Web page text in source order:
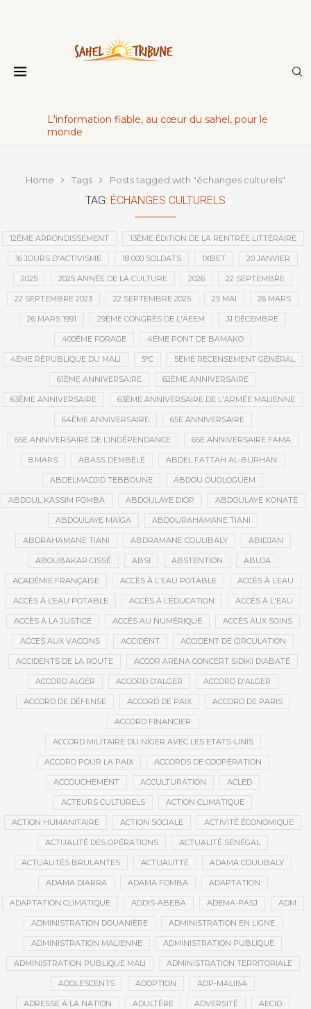
L'information fiable, au cœur du sahel, pour le
monde
Home Tags Posts tagged with "échanges culturels"
TAG: ÉCHANGES CULTURELS
12ÈME ARRONDISSEMENT 13ÈME ÉDITION DE LA RENTRÉE LITTÉRAIRE
16 JOURS D'ACTIVISME 18 000 SOLDATS 1XBET 20 JANVIER
2025 2025 ANNÉE DE LA CULTURE 2026 22 SEPTEMBRE
22 SEPTEMBRE 2023 22 SEPTEMBRE 2025 25 MAI 26 MARS
26 MARS 1991 29ÈME CONGRÈS DE L'AEEM 31 DÉCEMBRE
400ÈME FORAGE 4ÈME PONT DE BAMAKO
4ÈME RÉPUBLIQUE DU MALI 5°C 5ÈME RECENSEMENT GÉNÉRAL
61ÈME ANNIVERSAIRE 62ÈME ANNIVERSAIRE
63ÈME ANNIVERSAIRE 63ÈME ANNIVERSAIRE DE L'ARMÉE MALIENNE
64ÈME ANNIVERSAIRE 65E ANNIVERSAIRE
65E ANNIVERSAIRE DE L’INDÉPENDANCE 65E ANNIVERSAIRE FAMA
8 MARS ABASS DEMBÉLÉ ABDEL FATTAH AL-BURHAN
ABDELMADJID TEBBOUNE ABDOU OUOLOGUEM
ABDOUL KASSIM FOMBA ABDOULAYE DIOP ABDOULAYE KONATÉ
ABDOULAYE MAÏGA ABDOURAHAMANE TIANI
ABDRAHAMANE TIANI ABDRAMANE COULIBALY ABIDJAN
ABOUBAKAR CISSÉ ABSI ABSTENTION ABUJA
ACADÉMIE FRANÇAISE ACCÈS À L'EAU POTABLE ACCÈS À L’EAU
ACCÈS À L’EAU POTABLE ACCÈS À L’ÉDUCATION ACCÈS À L'EAU
ACCÈS À LA JUSTICE ACCÈS AU NUMÉRIQUE ACCÈS AUX SOINS
ACCÈS AUX VACCINS ACCIDENT ACCIDENT DE CIRCULATION
ACCIDENTS DE LA ROUTE ACCOR ARENA CONCERT SIDIKI DIABATÉ
ACCORD ALGER ACCORD D’ALGER ACCORD D'ALGER
ACCORD DE DÉFENSE ACCORD DE PAIX ACCORD DE PARIS
ACCORD FINANCIER
ACCORD MILITAIRE DU NIGER AVEC LES ETATS-UNIS
ACCORD POUR LA PAIX ACCORDS DE COOPÉRATION
ACCOUCHEMENT ACCULTURATION ACLED
ACTEURS CULTURELS ACTION CLIMATIQUE
ACTION HUMANITAIRE ACTION SOCIALE ACTIVITÉ ÉCONOMIQUE
ACTUALITÉ DES OPÉRATIONS ACTUALITÉ SÉNÉGAL
ACTUALITÉS BRULANTES ACTUALITTÉ ADAMA COULIBALY
ADAMA DIARRA ADAMA FOMBA ADAPTATION
ADAPTATION CLIMATIQUE ADDIS-ABEBA ADEMA-PASJ ADM
ADMINISTRATION DOUANIÈRE ADMINISTRATION EN LIGNE
ADMINISTRATION MALIENNE ADMINISTRATION PUBLIQUE
ADMINISTRATION PUBLIQUE MALI ADMINISTRATION TERRITORIALE
ADOLESCENTS ADOPTION ADP-MALIBA
ADRESSE À LA NATION ADULTÈRE ADVERSITÉ AECID